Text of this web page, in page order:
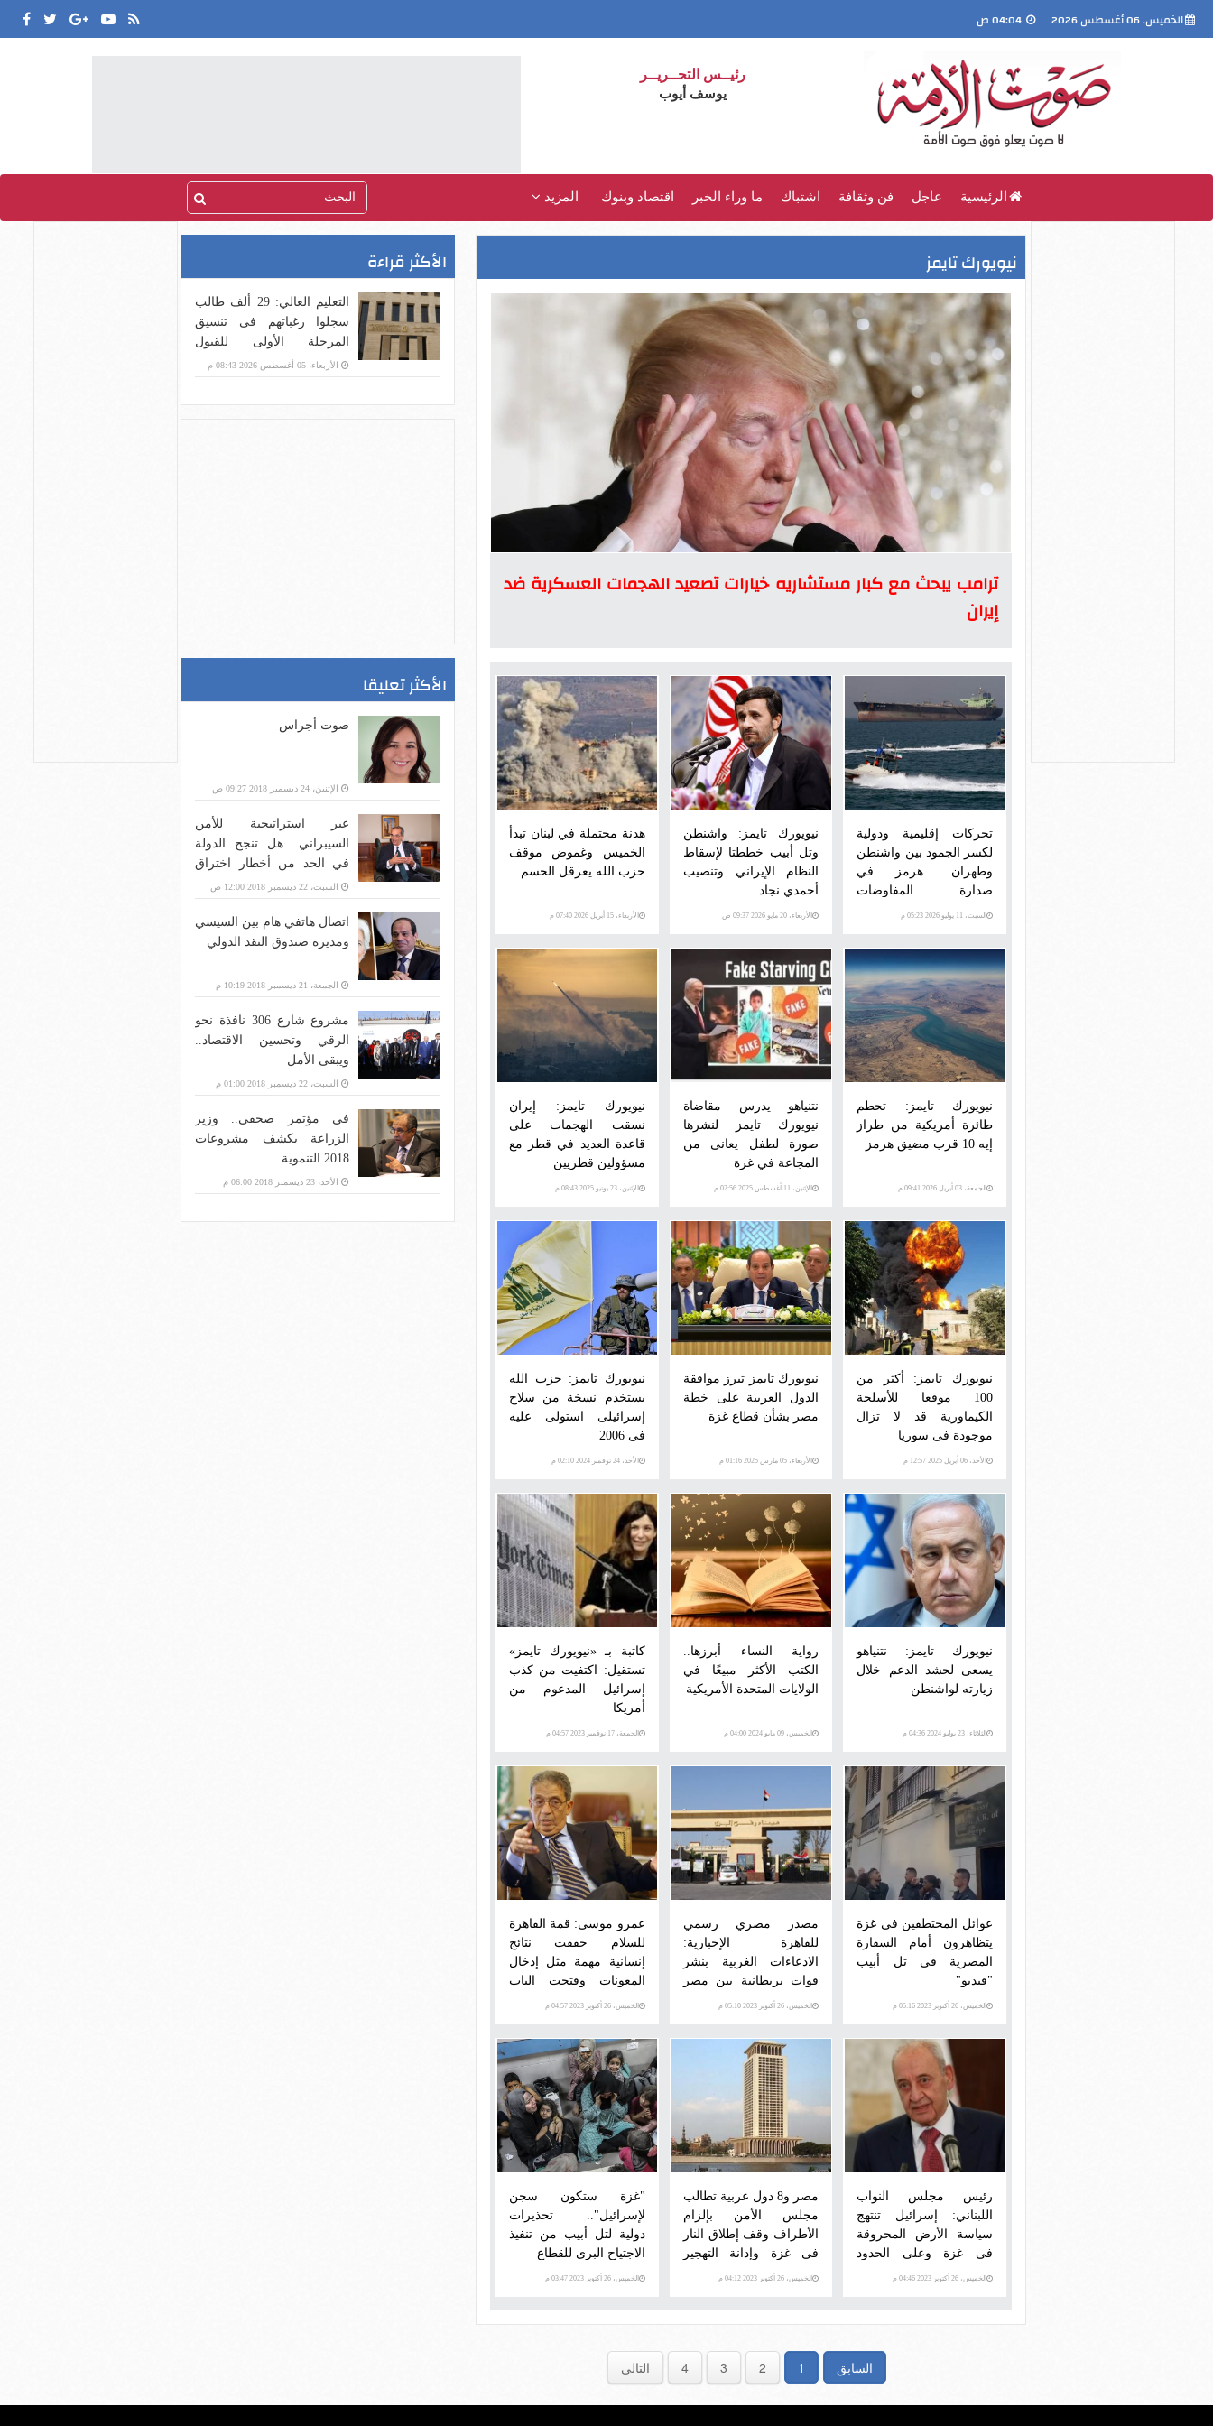
الخميس، 06 أغسطس 2026
رئيــس التحــريــر
يوسف أيوب
الرئيسية عاجل فن وثقافة اشتباك ما وراء الخبر اقتصاد وبنوك المزيد
نيويورك تايمز
ترامب يبحث مع كبار مستشاريه خيارات تصعيد الهجمات العسكرية ضد
إيران
تحركات إقليمية ودولية
لكسر الجمود بين واشنطن
وطهران.. هرمز في
صدارة المفاوضات
ووسطاء يتحركون لمنع
السبت، 11 يوليو 2026 05:23 م
نيويورك تايمز: واشنطن
وتل أبيب خططتا لإسقاط
النظام الإيراني وتنصيب
أحمدي نجاد
الأربعاء، 20 مايو 2026 09:37 ص
هدنة محتملة في لبنان تبدأ
الخميس وغموض موقف
حزب الله يعرقل الحسم
الأربعاء، 15 أبريل 2026 07:40 م
نيويورك تايمز: تحطم
طائرة أمريكية من طراز
إيه 10 قرب مضيق هرمز
الجمعة، 03 أبريل 2026 09:41 م
نتنياهو يدرس مقاضاة
نيويورك تايمز لنشرها
صورة لطفل يعانى من
المجاعة في غزة
الإثنين، 11 أغسطس 2025 02:56 م
نيويورك تايمز: إيران
نسقت الهجمات على
قاعدة العديد في قطر مع
مسؤولين قطريين
الإثنين، 23 يونيو 2025 08:43 م
نيويورك تايمز: أكثر من
100 موقعا للأسلحة
الكيماورية قد لا تزال
موجودة فى سوريا
الأحد، 06 أبريل 2025 12:57 م
نيويورك تايمز تبرز موافقة
الدول العربية على خطة
مصر بشأن قطاع غزة
الأربعاء، 05 مارس 2025 01:16 م
نيويورك تايمز: حزب الله
يستخدم نسخة من سلاح
إسرائيلى استولى عليه
فى 2006
الأحد، 24 نوفمبر 2024 02:10 م
نيويورك تايمز: نتنياهو
يسعى لحشد الدعم خلال
زيارته لواشنطن
الثلاثاء، 23 يوليو 2024 04:36 م
رواية النساء أبرزها..
الكتب الأكثر مبيعًا في
الولايات المتحدة الأمريكية
الخميس، 09 مايو 2024 04:00 م
كاتبة بـ «نيويورك تايمز»
تستقيل: اكتفيت من كذب
إسرائيل المدعوم من
أمريكا
الجمعة، 17 نوفمبر 2023 04:57 م
عوائل المختطفين فى غزة
يتظاهرون أمام السفارة
المصرية فى تل أبيب
"فيديو"
الخميس، 26 أكتوبر 2023 05:16 م
مصدر مصري رسمي
للقاهرة الإخبارية:
الادعاءات الغربية بنشر
قوات بريطانية بين مصر
وقطاع غزه "كاذبة" ولا
الخميس، 26 أكتوبر 2023 05:10 م
عمرو موسى: قمة القاهرة
للسلام حققت نتائج
إنسانية مهمة مثل إدخال
المعونات وفتحت الباب
لنقاش نقدى لحق الدفاع
الخميس، 26 أكتوبر 2023 04:57 م
رئيس مجلس النواب
اللبناني: إسرائيل تنتهج
سياسة الأرض المحروقة
فى غزة وعلى الحدود
اللبنانية
الخميس، 26 أكتوبر 2023 04:46 م
مصر و8 دول عربية تطالب
مجلس الأمن بإلزام
الأطراف وقف إطلاق النار
فى غزة وإدانة التهجير
القسرى
الخميس، 26 أكتوبر 2023 04:12 م
"غزة ستكون سجن
لإسرائيل".. تحذيرات
دولية لتل أبيب من تنفيذ
الاجتياح البرى للقطاع
الخميس، 26 أكتوبر 2023 03:47 م
السابق 1
2
3
4 التالى
الأكثر قراءة
التعليم العالي: 29 ألف طالب
سجلوا رغباتهم فى تنسيق
المرحلة الأولى للقبول
بالجامعات حتى الآن
الأربعاء، 05 أغسطس 2026 08:43 م
الأكثر تعليقا
صوت أجراس
الإثنين، 24 ديسمبر 2018 09:27 ص
عبر استراتيجية للأمن
السيبراني.. هل تنجح الدولة
في الحد من أخطار اختراق
بنية الاتصالات؟
السبت، 22 ديسمبر 2018 12:00 ص
اتصال هاتفي هام بين السيسي
ومديرة صندوق النقد الدولي
الجمعة، 21 ديسمبر 2018 10:19 م
مشروع شارع 306 نافذة نحو
الرقي وتحسين الاقتصاد..
ويبقى الأمل
السبت، 22 ديسمبر 2018 01:00 م
في مؤتمر صحفي.. وزير
الزراعة يكشف مشروعات
2018 التنموية
الأحد، 23 ديسمبر 2018 06:00 م